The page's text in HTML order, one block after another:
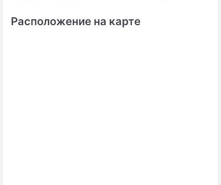
Расположение на карте